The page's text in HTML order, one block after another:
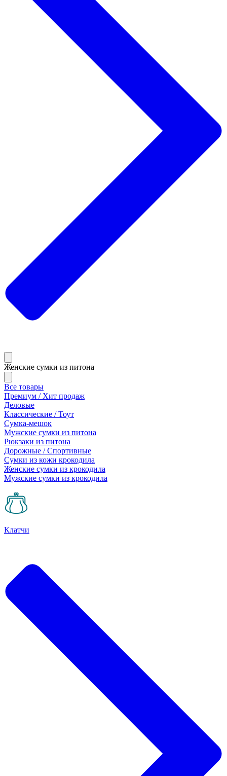
Женские сумки из питона
Все товары
Премиум / Хит продаж
Деловые
Классические / Тоут
Сумка-мешок
Мужские сумки из питона
Рюкзаки из питона
Дорожные / Спортивные
Сумки из кожи крокодила
Женские сумки из крокодила
Мужские сумки из крокодила
Клатчи